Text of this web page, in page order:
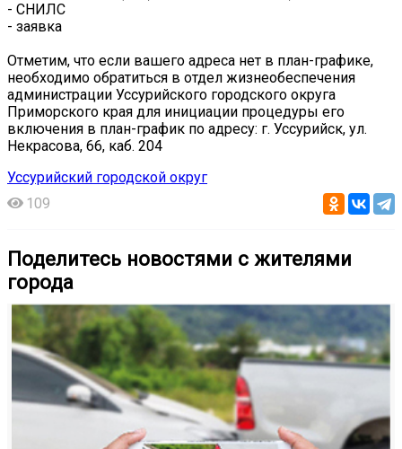
- СНИЛС
- заявка
Отметим, что если вашего адреса нет в план-графике,
необходимо обратиться в отдел жизнеобеспечения
администрации Уссурийского городского округа
Приморского края для инициации процедуры его
включения в план-график по адресу: г. Уссурийск, ул.
Некрасова, 66, каб. 204
Уссурийский городской округ
109
Поделитесь новостями с жителями
города